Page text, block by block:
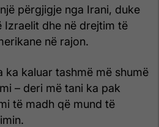
përgjigje nga Irani, duke
Izraelit dhe në drejtim të
në rajon.
ka kaluar tashmë më shumë
– deri më tani ka pak
të madh që mund të